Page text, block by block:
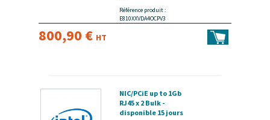
Référence produit :
E810XXVDA4OCPV3
800,90 € HT
NIC/PCiE up to 1Gb
RJ45 x 2 Bulk -
disponible 15 jours